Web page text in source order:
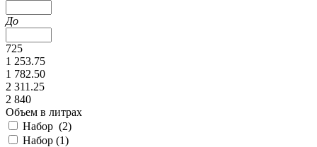
До
725
1 253.75
1 782.50
2 311.25
2 840
Объем в литрах
Набор (2)
Набор (1)